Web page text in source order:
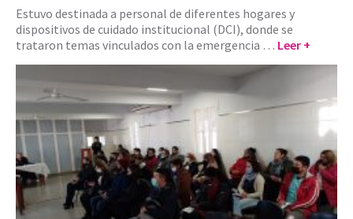
Estuvo destinada a personal de diferentes hogares y
dispositivos de cuidado institucional (DCI), donde se
trataron temas vinculados con la emergencia … Leer +